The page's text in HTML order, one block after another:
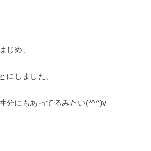
じめ、
にしました。
分にもあってるみたい(*^^)v